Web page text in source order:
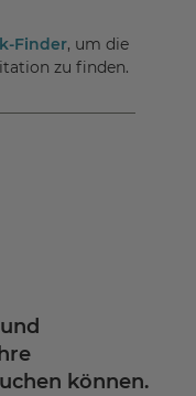
Finder, um die
zu finden.
können.